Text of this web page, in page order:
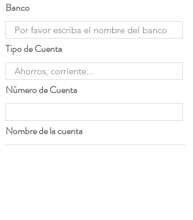
Banco
Tipo de Cuenta
Número de Cuenta
Nombre de la cuenta